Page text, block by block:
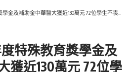
金中華醫大獲近130萬元 72位學生不畏身心困逆奮發向學精神可佩
特殊教育獎學金及
獲近130萬元 72位學